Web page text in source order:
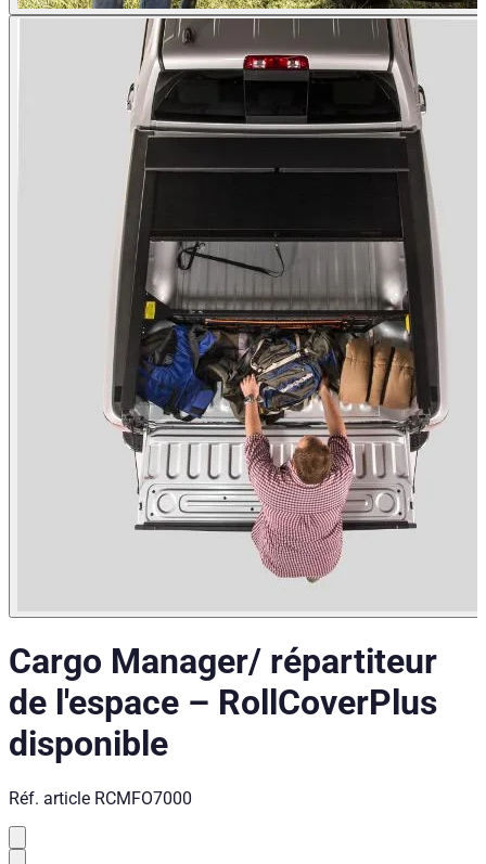
Cargo Manager/ répartiteur
de l'espace – RollCoverPlus
disponible
Réf. article RCMFO7000